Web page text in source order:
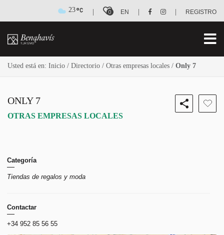
23 0 EN REGISTRO
Usted está en: Inicio / Directorio / Otras empresas locales / Only 7
ONLY 7
OTRAS EMPRESAS LOCALES
Categoría
Tiendas de regalos y moda
Contactar
+34 952 85 56 55